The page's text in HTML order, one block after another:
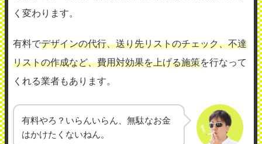
く変わります。
有料でデザインの代行、送り先リストのチェック、不達
リストの作成など、費用対効果を上げる施策を行なって
くれる業者もあります。
有料やろ？いらんいらん、無駄なお金
はかけたくないねん。